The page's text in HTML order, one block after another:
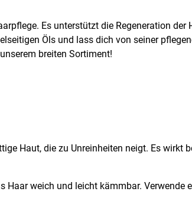
Es unterstützt die Regeneration
Öls und lass dich von seiner
breiten Sortiment!
Haut, die zu Unreinheiten neigt. Es wirkt
weich und leicht kämmbar. Verwende